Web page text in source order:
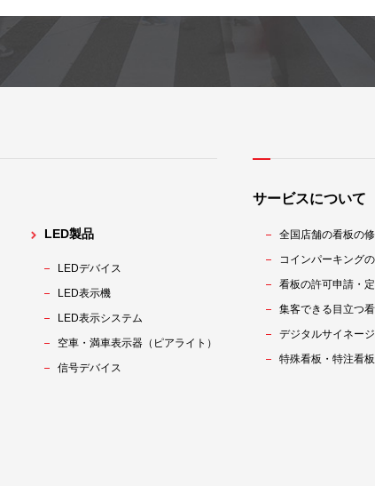
LED製品
LEDデバイス
LED表示機
LED表示システム
空車・満車表示器（ピアライト）
信号デバイス
サービスについて
全国店舗の看板の
コインパーキング
看板の許可申請・
集客できる目立つ
デジタルサイネー
特殊看板・特注看板